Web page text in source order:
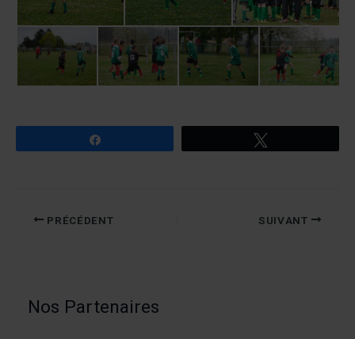
PRÉCÉDENT SUIVANT
Nos Partenaires